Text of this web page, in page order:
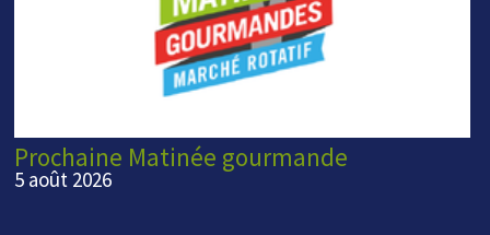
Prochaine Matinée gourmande
5 août 2026